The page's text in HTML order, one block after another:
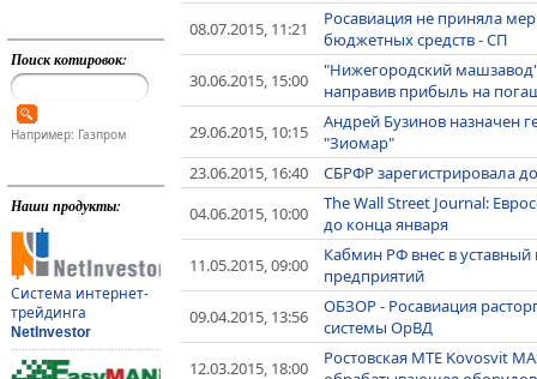
Поиск котировок:
Например: Газпром
Наши продукты:
Система интернет-
трейдинга
NetInvestor
08.07.2015, 11:21
Росавиация не приняла
бюджетных средств - СП
30.06.2015, 15:00
"Нижегородский
направив прибыль на
29.06.2015, 10:15
Андрей Бузинов назначен
"Зиомар"
23.06.2015, 16:40
СБРФР зарегистрировала
04.06.2015, 10:00
The Wall Street Journal:
до конца января
11.05.2015, 09:00
Кабмин РФ внес в
предприятий
09.04.2015, 13:56
ОБЗОР - Росавиация
системы ОрВД
12.03.2015, 18:00
Ростовская MTE Kovosvit